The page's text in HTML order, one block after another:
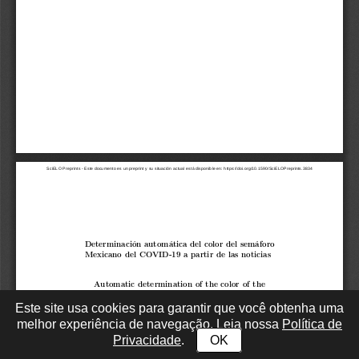
Este site usa cookies para garantir que você obtenha uma
melhor experiência de navegação. Leia nossa Política de
Privacidade. OK